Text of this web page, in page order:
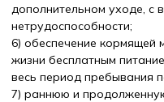
дополнительном уходе, с
нетрудоспособности;
6) обеспечение кормящей
жизни бесплатным
весь период пребывания
7) раннюю и